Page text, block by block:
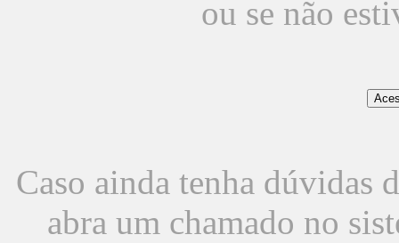
ou se não
Caso ainda tenha dúvidas
abra um chamado no